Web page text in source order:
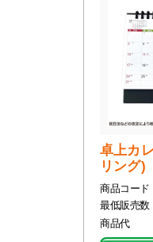
卓上カ
リング)
商品コード
最低販売数
商品代